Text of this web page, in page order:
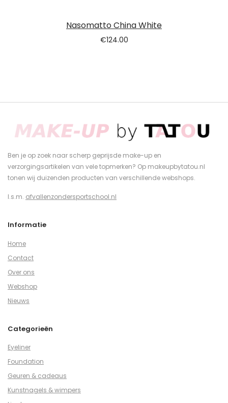
Nasomatto China White
€124.00
Ben je op zoek naar scherp geprijsde make-up en
verzorgingsartikelen van vele topmerken? Op makeupbytatou.nl
tonen wij duizenden producten van verschillende webshops.
I.s.m. afvallenzondersportschool.nl
Informatie
Home
Contact
Over ons
Webshop
Nieuws
Categorieën
Eyeliner
Foundation
Geuren & cadeaus
Kunstnagels & wimpers